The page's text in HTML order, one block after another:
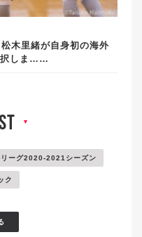
木里緒が自身初の海外
択しま……
▼
リーグ2020-2021シーズン
ク